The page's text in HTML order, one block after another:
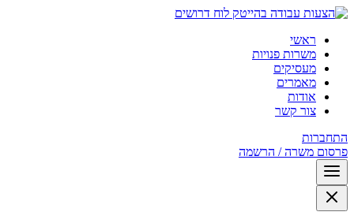
לוח דרושים
ראשי
משרות פנויות
מעסיקים
מאמרים
אודות
צור קשר
התחברות
פרסום משרה / הרשמה